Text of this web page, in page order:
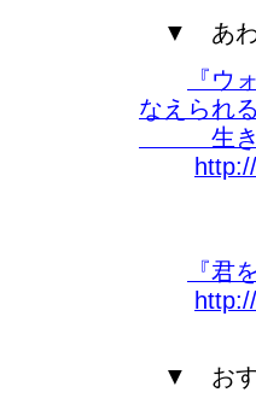
▼ あわ
『ウ
なえられ
生きて
『君
▼ おす